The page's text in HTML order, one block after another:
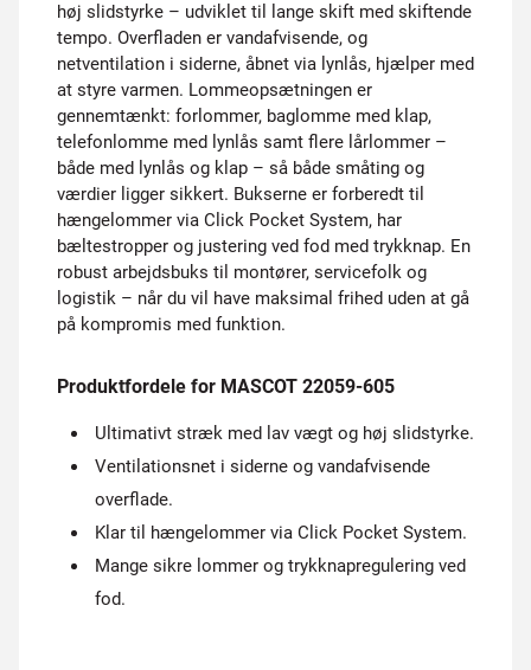
høj slidstyrke – udviklet til lange skift med skiftende
tempo. Overfladen er vandafvisende, og
netventilation i siderne, åbnet via lynlås, hjælper med
at styre varmen. Lommeopsætningen er
gennemtænkt: forlommer, baglomme med klap,
telefonlomme med lynlås samt flere lårlommer –
både med lynlås og klap – så både småting og
værdier ligger sikkert. Bukserne er forberedt til
hængelommer via Click Pocket System, har
bæltestropper og justering ved fod med trykknap. En
robust arbejdsbuks til montører, servicefolk og
logistik – når du vil have maksimal frihed uden at gå
på kompromis med funktion.
Produktfordele for MASCOT 22059-605
Ultimativt stræk med lav vægt og høj slidstyrke.
Ventilationsnet i siderne og vandafvisende
overflade.
Klar til hængelommer via Click Pocket System.
Mange sikre lommer og trykknapregulering ved
fod.